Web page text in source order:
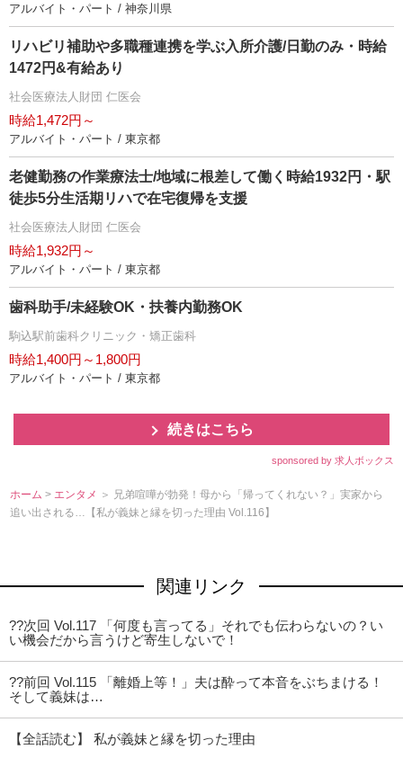
アルバイト・パート / 神奈川県
リハビリ補助や多職種連携を学ぶ入所介護/日勤のみ・時給
1472円&有給あり
社会医療法人財団 仁医会
時給1,472円～
アルバイト・パート / 東京都
老健勤務の作業療法士/地域に根差して働く時給1932円・駅
徒歩5分生活期リハで在宅復帰を支援
社会医療法人財団 仁医会
時給1,932円～
アルバイト・パート / 東京都
歯科助手/未経験OK・扶養内勤務OK
駒込駅前歯科クリニック・矯正歯科
時給1,400円～1,800円
アルバイト・パート / 東京都
続きはこちら
sponsored by 求人ボックス
ホーム > エンタメ ＞ 兄弟喧嘩が勃発！母から「帰ってくれない？」実家から
追い出される…【私が義妹と縁を切った理由 Vol.116】
関連リンク
??次回 Vol.117 「何度も言ってる」それでも伝わらないの？い
い機会だから言うけど寄生しないで！
??前回 Vol.115 「離婚上等！」夫は酔って本音をぶちまける！
そして義妹は…
【全話読む】 私が義妹と縁を切った理由